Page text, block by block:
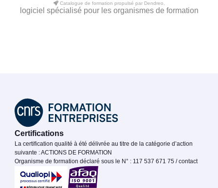
Catalogue de formation propulsé par Dendreo,
logiciel spécialisé pour les organismes de formation
Certifications
La certification qualité à été délivrée au titre de la catégorie d’action
suivante : ACTIONS DE FORMATION
Organisme de formation déclaré sous le N° : 117 537 671 75 / contact